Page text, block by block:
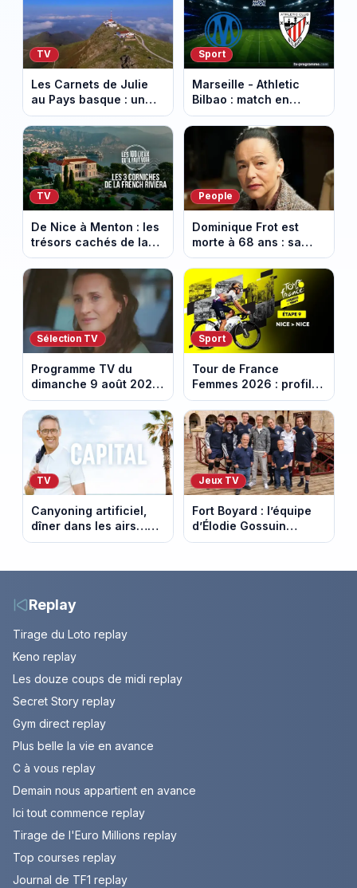
TV
Les Carnets de Julie
au Pays basque : un
banquet au sommet de
la Rhune
Sport
Marseille - Athletic
Bilbao : match en
direct sur Ligue 1+ à
17h30 (amical du 9
août 2026)
TV
De Nice à Menton : les
trésors cachés de la
French Riviera dévoilés
dans les 100 lieux qu'il
faut voir
People
Dominique Frot est
morte à 68 ans : sa
sœur Catherine Frot
annonce la triste
nouvelle
Sélection TV
Programme TV du
dimanche 9 août 2026
: notre sélection pour
votre soirée télé
Sport
Tour de France
Femmes 2026 : profil
et horaires de la
dernière étape à Nice
TV
Canyoning artificiel,
dîner dans les airs…
les loisirs les plus fous
Capital
Jeux TV
Fort Boyard : l’équipe
d’Élodie Gossuin
termine avec une belle
le Refuge
Replay
Tirage du Loto replay
Keno replay
Les douze coups de midi replay
Secret Story replay
Gym direct replay
Plus belle la vie en avance
C à vous replay
Demain nous appartient en avance
Ici tout commence replay
Tirage de l'Euro Millions replay
Top courses replay
Journal de TF1 replay